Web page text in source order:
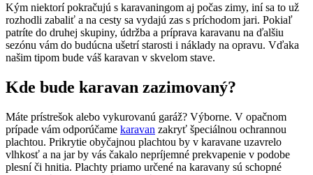
Kým niektorí pokračujú s karavaningom aj počas zimy, iní sa to už
rozhodli zabaliť a na cesty sa vydajú zas s príchodom jari. Pokiaľ
patríte do druhej skupiny, údržba a príprava karavanu na ďalšiu
sezónu vám do budúcna ušetrí starosti i náklady na opravu. Vďaka
našim tipom bude váš karavan v skvelom stave.
Kde bude karavan zazimovaný?
Máte prístrešok alebo vykurovanú garáž? Výborne. V opačnom
prípade vám odporúčame karavan zakryť špeciálnou ochrannou
plachtou. Prikrytie obyčajnou plachtou by v karavane uzavrelo
vlhkosť a na jar by vás čakalo nepríjemné prekvapenie v podobe
plesní či hnitia. Plachty priamo určené na karavany sú schopné